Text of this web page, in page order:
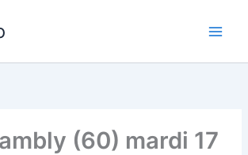
(60) mardi 17